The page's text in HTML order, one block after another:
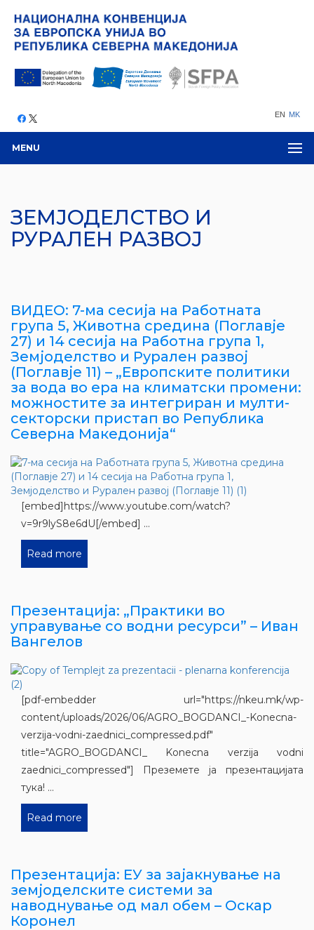
EN MK
MENU
ЗЕМЈОДЕЛСТВО И
РУРАЛЕН РАЗВОЈ
ВИДЕО: 7-ма сесија на Работната
група 5, Животна средина (Поглавје
27) и 14 сесија на Работна група 1,
Земјоделство и Рурален развој
(Поглавје 11) – „Европските политики
за вода во ера на климатски промени:
можностите за интегриран и мулти-
секторски пристап во Република
Северна Македонија“
[embed]https://www.youtube.com/watch?
v=9r9lyS8e6dU[/embed] ...
Read more
Презентација: „Практики во
управување со водни ресурси” – Иван
Вангелов
[pdf-embedder url="https://nkeu.mk/wp-
content/uploads/2026/06/AGRO_BOGDANCI_-Konecna-
verzija-vodni-zaednici_compressed.pdf"
title="AGRO_BOGDANCI_ Konecna verzija vodni
zaednici_compressed"] Преземете ја презентацијата
тука! ...
Read more
Презентација: ЕУ за зајакнување на
земјоделските системи за
наводнување од мал обем – Оскар
Коронел